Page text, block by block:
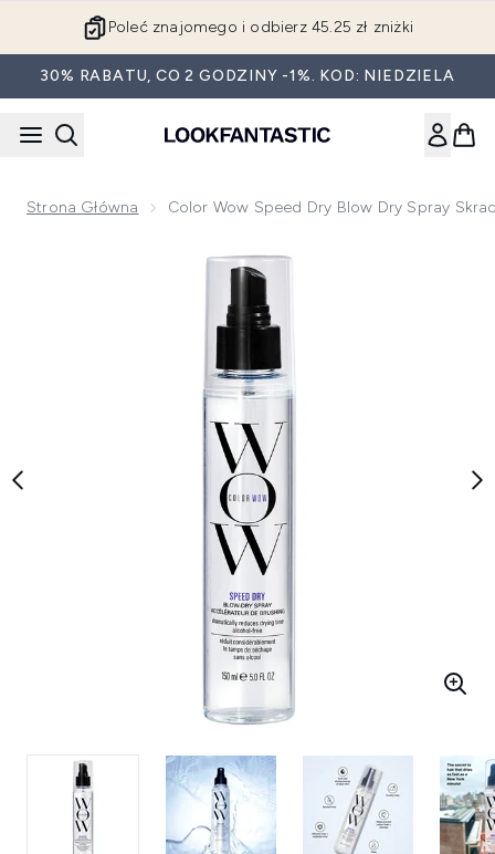
Poleć znajomego i odbierz 45.25 zł zniżki
30% RABATU, CO 2 GODZINY -1%. KOD: NIEDZIELA
Strona Główna Color Wow Speed Dry Blow Dry Spray